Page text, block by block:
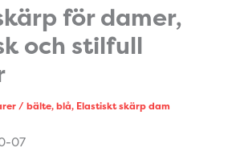
för damer,
och stilfull
/ bälte,blå, Elastiskt skärp dam
07